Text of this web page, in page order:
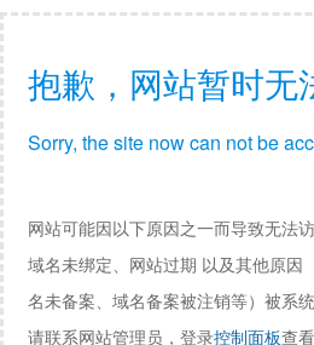
抱歉，网站暂时无
Sorry, the site now can not be
网站可能因以下原因之一而导致无法访
域名未绑定、网站过期 以及其他原因
名未备案、域名备案被注销等）被系统
请联系网站管理员，登录控制面板查